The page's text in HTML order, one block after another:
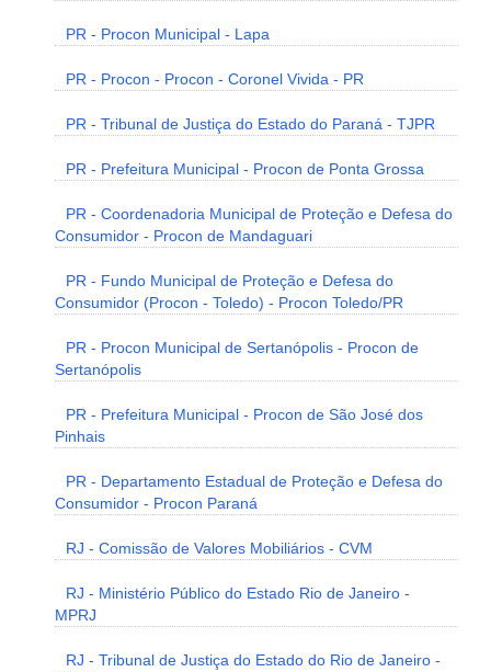
PR - Procon Municipal - Lapa
PR - Procon - Procon - Coronel Vivida - PR
PR - Tribunal de Justiça do Estado do Paraná - TJPR
PR - Prefeitura Municipal - Procon de Ponta Grossa
PR - Coordenadoria Municipal de Proteção e Defesa do
Consumidor - Procon de Mandaguari
PR - Fundo Municipal de Proteção e Defesa do
Consumidor (Procon - Toledo) - Procon Toledo/PR
PR - Procon Municipal de Sertanópolis - Procon de
Sertanópolis
PR - Prefeitura Municipal - Procon de São José dos
Pinhais
PR - Departamento Estadual de Proteção e Defesa do
Consumidor - Procon Paraná
RJ - Comissão de Valores Mobiliários - CVM
RJ - Ministério Público do Estado Rio de Janeiro -
MPRJ
RJ - Tribunal de Justiça do Estado do Rio de Janeiro -